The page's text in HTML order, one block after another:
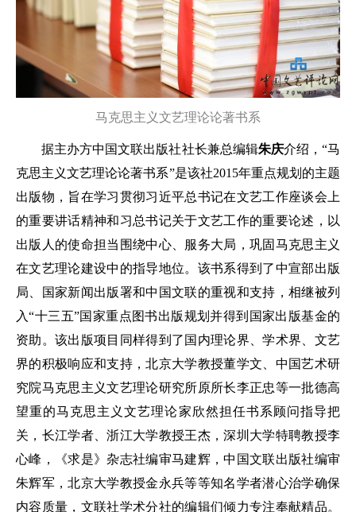
马克思主义文艺理论论著书系
据主办方中国文联出版社社长兼总编辑朱庆介绍，“马
克思主义文艺理论论著书系”是该社2015年重点规划的主题
出版物，旨在学习贯彻习近平总书记在文艺工作座谈会上
的重要讲话精神和习总书记关于文艺工作的重要论述，以
出版人的使命担当围绕中心、服务大局，巩固马克思主义
在文艺理论建设中的指导地位。该书系得到了中宣部出版
局、国家新闻出版署和中国文联的重视和支持，相继被列
入“十三五”国家重点图书出版规划并得到国家出版基金的
资助。该出版项目同样得到了国内理论界、学术界、文艺
界的积极响应和支持，北京大学教授董学文、中国艺术研
究院马克思主义文艺理论研究所原所长李正忠等一批德高
望重的马克思主义文艺理论家欣然担任书系顾问指导把
关，长江学者、浙江大学教授王杰，深圳大学特聘教授李
心峰，《求是》杂志社编审马建辉，中国文联出版社编审
朱辉军，北京大学教授金永兵等等知名学者潜心治学确保
内容质量，文联社学术分社的编辑们倾力专注奉献精品。